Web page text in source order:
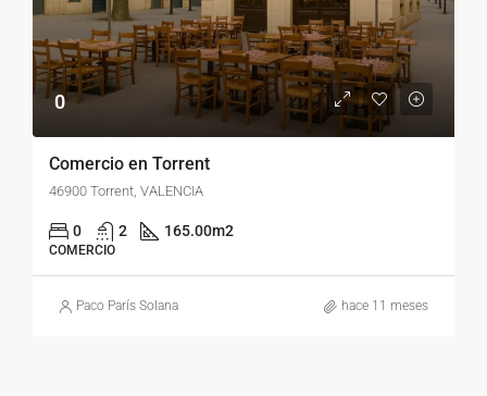
0
Comercio en Torrent
46900 Torrent, VALENCIA
0 2 165.00m2
COMERCIO
Paco París Solana hace 11 meses